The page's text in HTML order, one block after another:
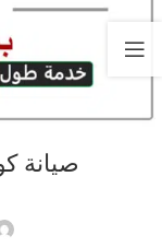
صيانة